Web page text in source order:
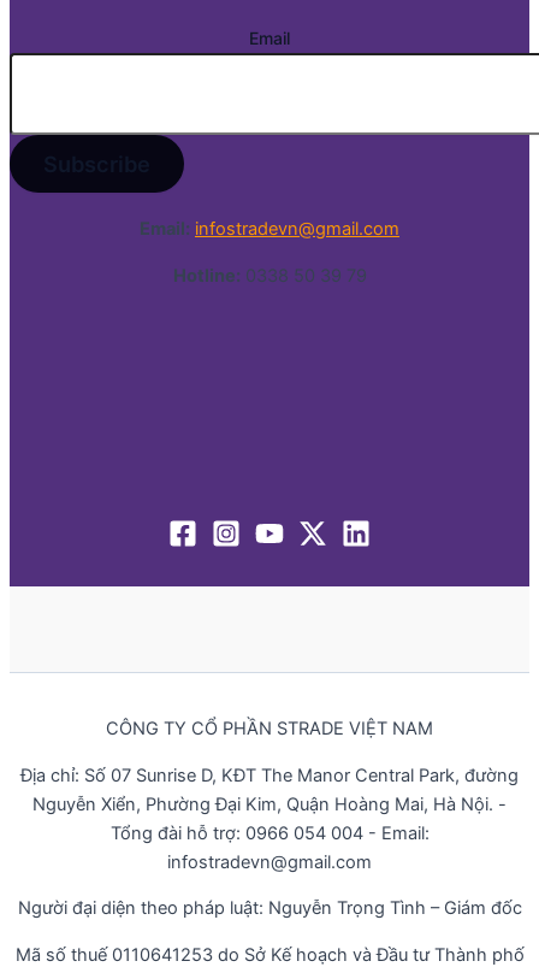
Email
Email: infostradevn@gmail.com
Hotline: 0338 50 39 79
CÔNG TY CỔ PHẦN STRADE VIỆT NAM
Địa chỉ: Số 07 Sunrise D, KĐT The Manor Central Park, đường
Nguyễn Xiển, Phường Đại Kim, Quận Hoàng Mai, Hà Nội. -
Tổng đài hỗ trợ: 0966 054 004 - Email:
infostradevn@gmail.com
Người đại diện theo pháp luật: Nguyễn Trọng Tình – Giám đốc
Mã số thuế 0110641253 do Sở Kế hoạch và Đầu tư Thành phố